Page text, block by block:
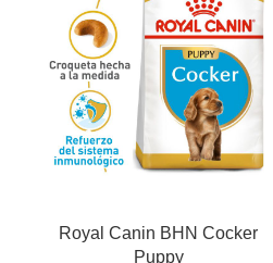
Royal Canin BHN Cocker
Puppy